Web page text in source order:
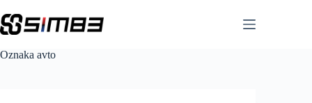
to
content
Oznaka avto